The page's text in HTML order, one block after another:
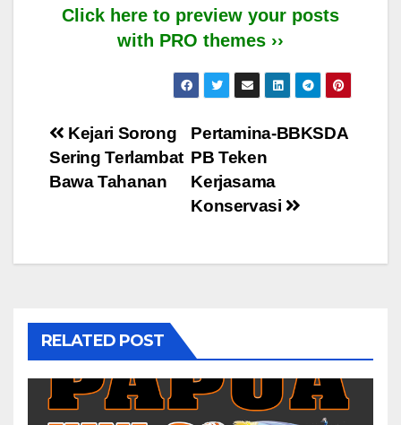
Click here to preview your posts
with PRO themes ››
Post
navigation
Pertamina-BBKSDA
PB Teken
Kerjasama
Konservasi
Kejari Sorong
Sering Terlambat
Bawa Tahanan
RELATED POST